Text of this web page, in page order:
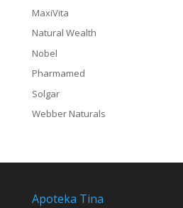
MaxiVita
Natural Wealth
Nobel
Pharmamed
Solgar
Webber Naturals
Apoteka Tina